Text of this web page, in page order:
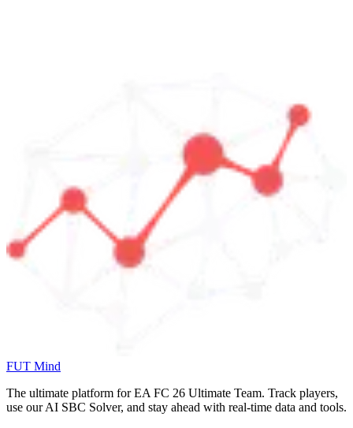
FUT Mind
The ultimate platform for EA FC 26 Ultimate Team. Track players,
use our AI SBC Solver, and stay ahead with real-time data and tools.